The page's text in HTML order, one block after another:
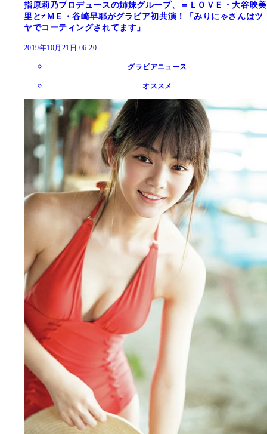
指原莉乃プロデュースの姉妹グループ、＝ＬＯＶＥ・大谷映美
里と≠ＭＥ・谷崎早耶がグラビア初共演！「みりにゃさんはツ
ヤでコーティングされてます」
2019年10月21日 06:20
グラビアニュース
オススメ